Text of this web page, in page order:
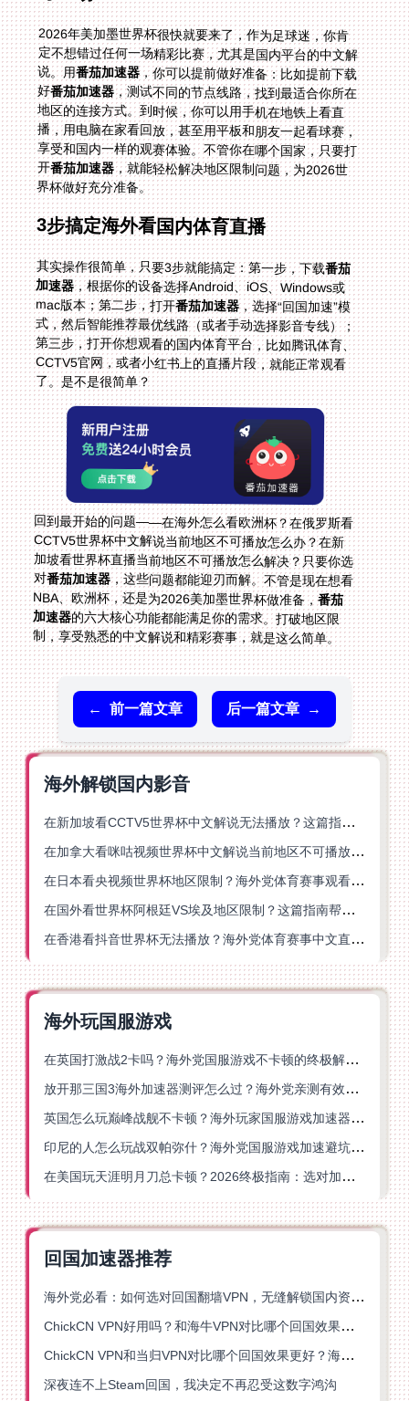
2026年美加墨世界杯很快就要来了，作为足球迷，你肯
定不想错过任何一场精彩比赛，尤其是国内平台的中文解
说。用番茄加速器，你可以提前做好准备：比如提前下载
好番茄加速器，测试不同的节点线路，找到最适合你所在
地区的连接方式。到时候，你可以用手机在地铁上看直
播，用电脑在家看回放，甚至用平板和朋友一起看球赛，
享受和国内一样的观赛体验。不管你在哪个国家，只要打
开番茄加速器，就能轻松解决地区限制问题，为2026世
界杯做好充分准备。
3步搞定海外看国内体育直播
其实操作很简单，只要3步就能搞定：第一步，下载番茄
加速器，根据你的设备选择Android、iOS、Windows或
mac版本；第二步，打开番茄加速器，选择“回国加速”模
式，然后智能推荐最优线路（或者手动选择影音专线）；
第三步，打开你想观看的国内体育平台，比如腾讯体育、
CCTV5官网，或者小红书上的直播片段，就能正常观看
了。是不是很简单？
回到最开始的问题——在海外怎么看欧洲杯？在俄罗斯看
CCTV5世界杯中文解说当前地区不可播放怎么办？在新
加坡看世界杯直播当前地区不可播放怎么解决？只要你选
对番茄加速器，这些问题都能迎刃而解。不管是现在想看
NBA、欧洲杯，还是为2026美加墨世界杯做准备，番茄
加速器的六大核心功能都能满足你的需求。打破地区限
制，享受熟悉的中文解说和精彩赛事，就是这么简单。
← 前一篇文章 后一篇文章 →
海外解锁国内影音
在新加坡看CCTV5世界杯中文解说无法播放？这篇指南帮你解锁海外体育直播自由
在加拿大看咪咕视频世界杯中文解说当前地区不可播放？这篇指南帮你一键解决
在日本看央视频世界杯地区限制？海外党体育赛事观看终极指南
在国外看世界杯阿根廷VS埃及地区限制？这篇指南帮你搞定中文直播+解说
在香港看抖音世界杯无法播放？海外党体育赛事中文直播终极指南
海外玩国服游戏
在英国打激战2卡吗？海外党国服游戏不卡顿的终极解决方案
放开那三国3海外加速器测评怎么过？海外党亲测有效的国服游戏加速指南
英国怎么玩巅峰战舰不卡顿？海外玩家国服游戏加速器终极指南
印尼的人怎么玩战双帕弥什？海外党国服游戏加速避坑指南
在美国玩天涯明月刀总卡顿？2026终极指南：选对加速器让你丝滑连招
回国加速器推荐
海外党必看：如何选对回国翻墙VPN，无缝解锁国内资源？
ChickCN VPN好用吗？和海牛VPN对比哪个回国效果更好？
ChickCN VPN和当归VPN对比哪个回国效果更好？海外党亲测后选了它
深夜连不上Steam回国，我决定不再忍受这数字鸿沟